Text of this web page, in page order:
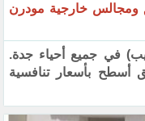
ومجالس خارجية مودرن
في جميع أحياء جدة.
أسطح بأسعار تنافسية